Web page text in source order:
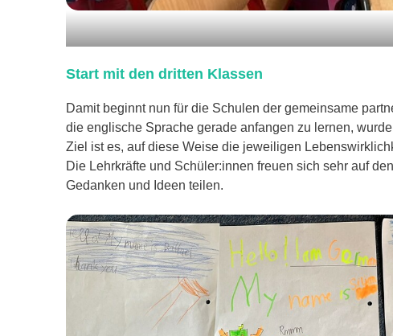
Start mit den dritten Klassen
Damit beginnt nun für die Schulen der gemeinsame
die englische Sprache gerade anfangen zu lernen,
Ziel ist es, auf diese Weise die jeweiligen
Die Lehrkräfte und Schüler:innen freuen sich sehr auf
Gedanken und Ideen teilen.